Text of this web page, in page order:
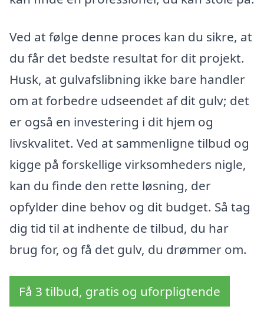
Ved at følge denne proces kan du sikre, at
du får det bedste resultat for dit projekt.
Husk, at gulvafslibning ikke bare handler
om at forbedre udseendet af dit gulv; det
er også en investering i dit hjem og
livskvalitet. Ved at sammenligne tilbud og
kigge på forskellige virksomheders nigle,
kan du finde den rette løsning, der
opfylder dine behov og dit budget. Så tag
dig tid til at indhente de tilbud, du har
brug for, og få det gulv, du drømmer om.
Få 3 tilbud, gratis og uforpligtende